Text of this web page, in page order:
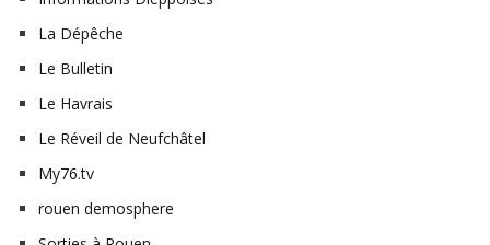
La Dépêche
Le Bulletin
Le Havrais
Le Réveil de Neufchâtel
My76.tv
rouen demosphere